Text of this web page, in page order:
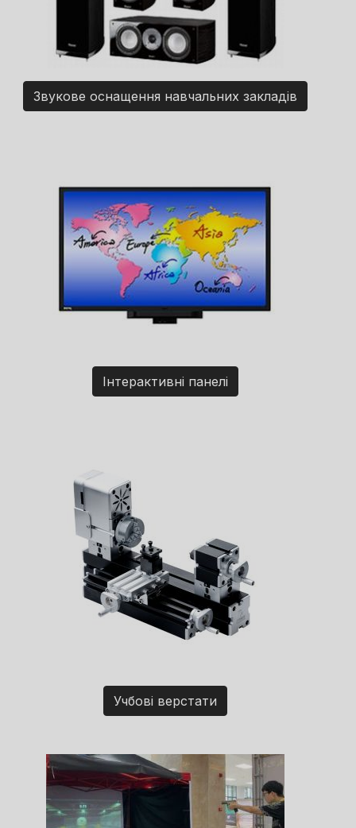
Звукове оснащення навчальних закладів
Інтерактивні панелі
Учбові верстати